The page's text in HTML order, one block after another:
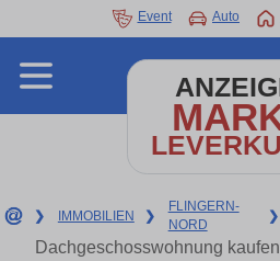
Event Auto
❯ IMMOBILIEN ❯
FLINGERN-
NORD
❯
Dachgeschosswohnung